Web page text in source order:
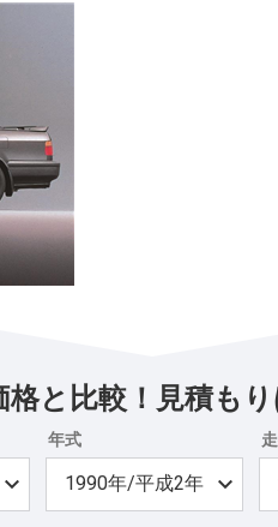
と比較！見積もり
年式